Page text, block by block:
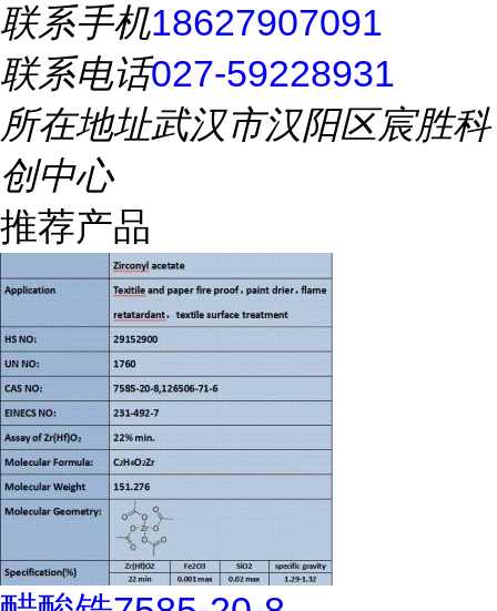
联系手机18627907091
联系电话027-59228931
所在地址武汉市汉阳区宸胜科
创中心
推荐产品